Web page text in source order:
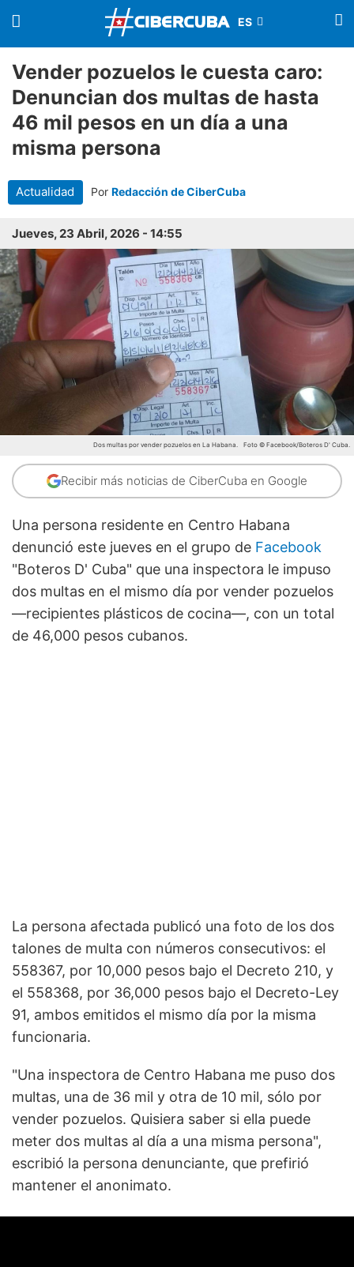
Vender pozuelos le cuesta caro:
Denuncian dos multas de hasta
46 mil pesos en un día a una
misma persona
Actualidad Por Redacción de CiberCuba
Jueves, 23 Abril, 2026 - 14:55
Dos multas por vender pozuelos en La Habana. Foto © Facebook/Boteros D' Cuba.
Recibir más noticias de CiberCuba en Google
Una persona residente en Centro Habana
denunció este jueves en el grupo de Facebook
"Boteros D' Cuba" que una inspectora le impuso
dos multas en el mismo día por vender pozuelos
—recipientes plásticos de cocina—, con un total
de 46,000 pesos cubanos.
La persona afectada publicó una foto de los dos
talones de multa con números consecutivos: el
558367, por 10,000 pesos bajo el Decreto 210, y
el 558368, por 36,000 pesos bajo el Decreto-Ley
91, ambos emitidos el mismo día por la misma
funcionaria.
"Una inspectora de Centro Habana me puso dos
multas, una de 36 mil y otra de 10 mil, sólo por
vender pozuelos. Quisiera saber si ella puede
meter dos multas al día a una misma persona",
escribió la persona denunciante, que prefirió
mantener el anonimato.